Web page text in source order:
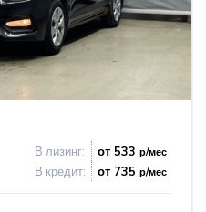
В лизинг: от 533 р/мес
В кредит: от 735 р/мес